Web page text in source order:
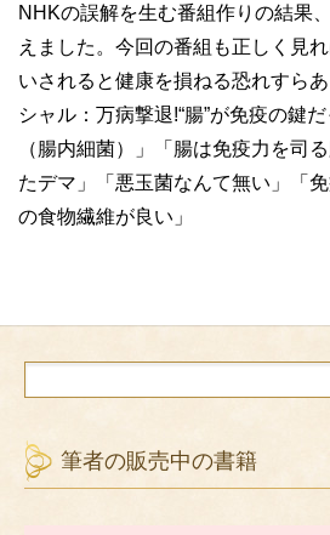
NHKの誤解を生む番組作りの結果
えました。今回の番組も正しく見
いされると健康を損ねる恐れすら
シャル：万病撃退!“腸”が免疫の鍵
（腸内細菌）」「腸は免疫力を司
たデマ」「悪玉菌なんて無い」「
の食物繊維が良い」
筆者の販売中の書籍